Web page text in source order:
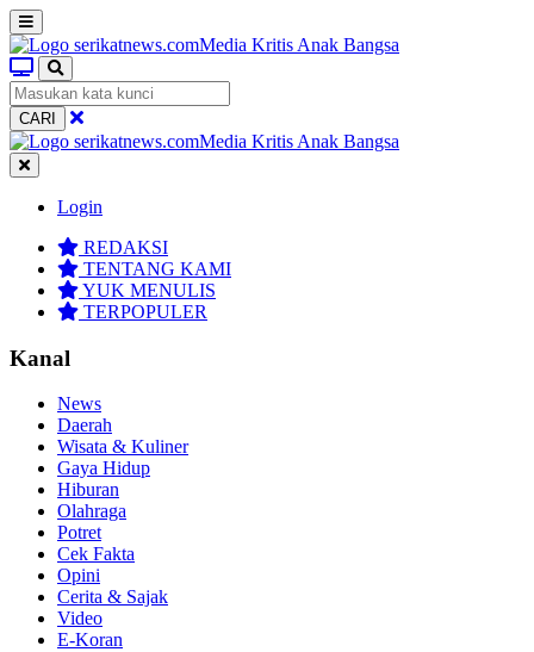
CARI
Login
REDAKSI
TENTANG KAMI
YUK MENULIS
TERPOPULER
Kanal
News
Daerah
Wisata & Kuliner
Gaya Hidup
Hiburan
Olahraga
Potret
Cek Fakta
Opini
Cerita & Sajak
Video
E-Koran